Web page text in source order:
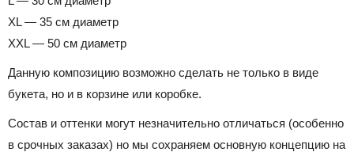
XL — 35 см диаметр
XXL — 50 см диаметр
Данную композицию возможно сделать не только в виде
букета, но и в корзине или коробке.
Состав и оттенки могут незначительно отличаться (особенно
в срочных заказах) но мы сохраняем основную концепцию на